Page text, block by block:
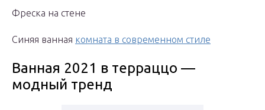
Фреска на стене
Синяя ванная комната в современном стиле
Ванная 2021 в терраццо —
модный тренд